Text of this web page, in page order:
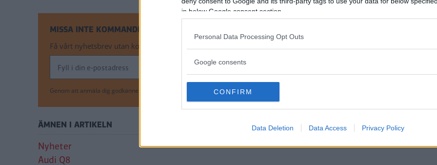
in below Google consent section.
Personal Data Processing Opt Outs
Google consents
CONFIRM
Data Deletion Data Access Privacy Policy
MISSA INTE KOMMANDE ARTIKLAR OM AUDI Q8
Få vårt nyhetsbrev utan kostnad
Genom att anmäla dig godkänner du OK-förlagets personuppgiftspolicy.
ÄMNEN I ARTIKELN
Nyheter
Audi Q8